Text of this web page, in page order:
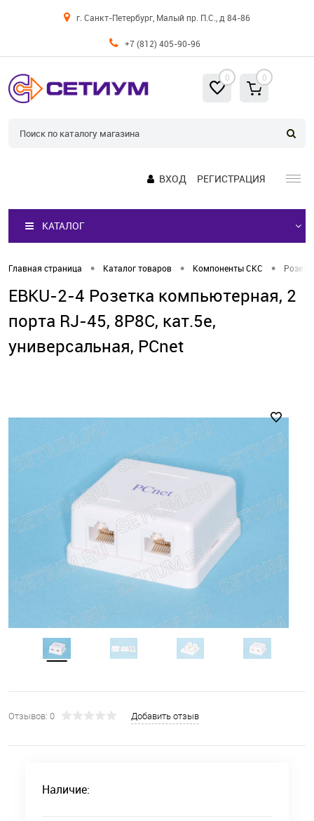
г. Санкт-Петербург, Малый пр. П.С., д 84-86
+7 (812) 405-90-96
0 0
ВХОД РЕГИСТРАЦИЯ
КАТАЛОГ
Главная страница • Каталог товаров • Компоненты СКС •
EBKU-2-4 Розетка компьютерная, 2
порта RJ-45, 8P8C, кат.5е,
универсальная, PCnet
Отзывов: 0 Добавить отзыв
Наличие: